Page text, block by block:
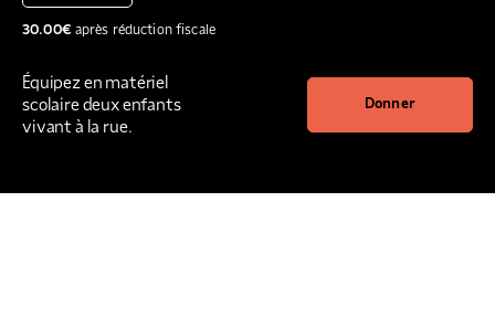
30.00€après réduction fiscale
Équipez en matériel
scolaire deux enfants
vivant à la rue.
Donner